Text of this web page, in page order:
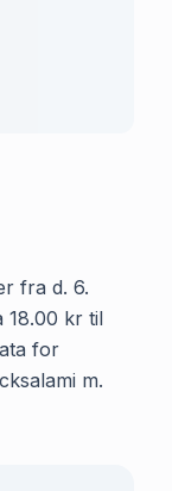
fra d. 6.
18.00 kr til
for
m.